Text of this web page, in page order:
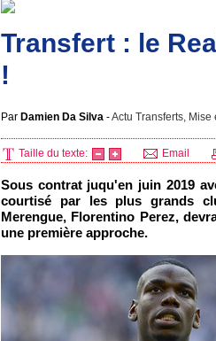
Transfert : le
!
Par Damien Da Silva -Actu Transferts, Mise
Taille du texte: Email
Sous contrat juqu'en juin 2019
courtisé par les plus grands
Merengue, Florentino Perez,
une première approche.